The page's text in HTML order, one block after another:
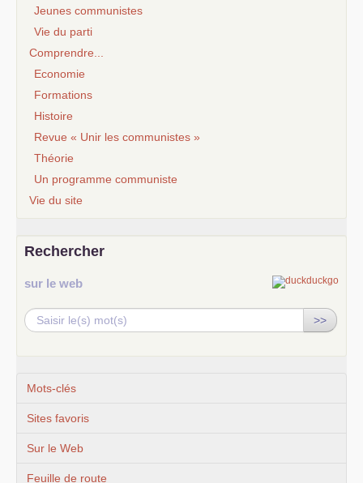
Jeunes communistes
Vie du parti
Comprendre...
Economie
Formations
Histoire
Revue « Unir les communistes »
Théorie
Un programme communiste
Vie du site
Rechercher
sur le web
>>
Mots-clés
Sites favoris
Sur le Web
Feuille de route